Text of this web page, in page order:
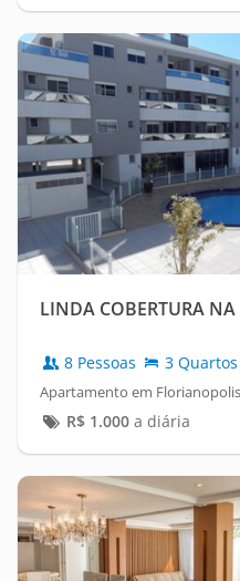
LINDA COBERTURA
8 Pessoas 3 Quartos
Apartamento em
R$ 1.000a diária